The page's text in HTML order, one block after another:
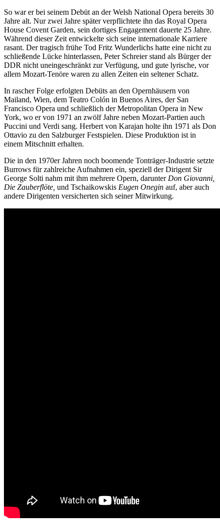
So war er bei seinem Debüt an der Welsh National Opera bereits 30
Jahre alt. Nur zwei Jahre später verpflichtete ihn das Royal Opera
House Covent Garden, sein dortiges Engagement dauerte 25 Jahre.
Während dieser Zeit entwickelte sich seine internationale Karriere
rasant. Der tragisch frühe Tod Fritz Wunderlichs hatte eine nicht zu
schließende Lücke hinterlassen, Peter Schreier stand als Bürger der
DDR nicht uneingeschränkt zur Verfügung, und gute lyrische, vor
allem Mozart-Tenöre waren zu allen Zeiten ein seltener Schatz.
In rascher Folge erfolgten Debüts an den Opernhäusern von
Mailand, Wien, dem Teatro Colón in Buenos Aires, der San
Francisco Opera und schließlich der Metropolitan Opera in New
York, wo er von 1971 an zwölf Jahre neben Mozart-Partien auch
Puccini und Verdi sang. Herbert von Karajan holte ihn 1971 als Don
Ottavio zu den Salzburger Festspielen. Diese Produktion ist in
einem Mitschnitt erhalten.
Die in den 1970er Jahren noch boomende Tonträger-Industrie setzte
Burrows für zahlreiche Aufnahmen ein, speziell der Dirigent Sir
George Solti nahm mit ihm mehrere Opern, darunter Don Giovanni,
Die Zauberflöte, und Tschaikowskis Eugen Onegin auf, aber auch
andere Dirigenten versicherten sich seiner Mitwirkung.